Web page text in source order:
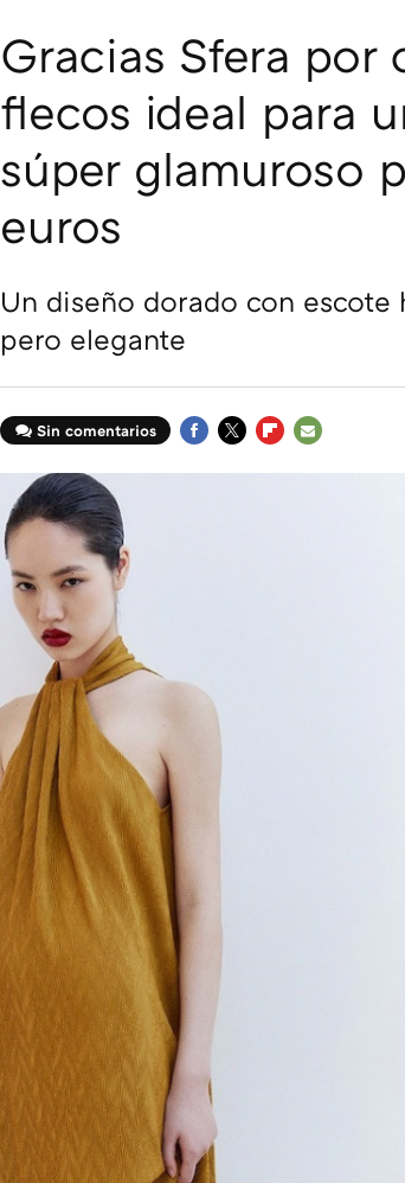
Gracias Sfera por
flecos ideal para
súper glamuroso
euros
Un diseño dorado con
pero elegante
Sin comentarios